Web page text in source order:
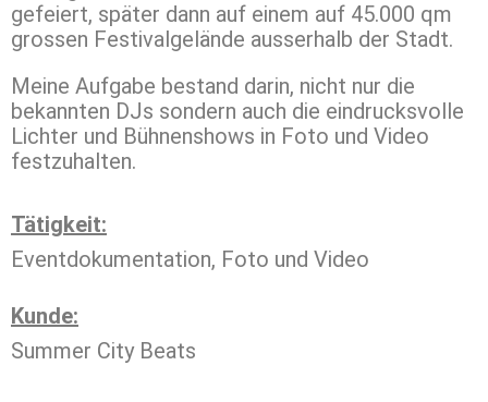
gefeiert, später dann auf einem auf 45.000 qm
grossen Festivalgelände ausserhalb der Stadt.
Meine Aufgabe bestand darin, nicht nur die
bekannten DJs sondern auch die eindrucksvolle
Lichter und Bühnenshows in Foto und Video
festzuhalten.
Tätigkeit:
Eventdokumentation, Foto und Video
Kunde:
Summer City Beats